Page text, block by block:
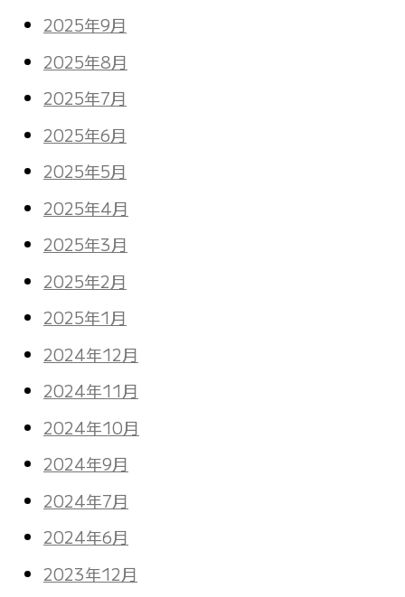
2025年9月
2025年8月
2025年7月
2025年6月
2025年5月
2025年4月
2025年3月
2025年2月
2025年1月
2024年12月
2024年11月
2024年10月
2024年9月
2024年7月
2024年6月
2023年12月